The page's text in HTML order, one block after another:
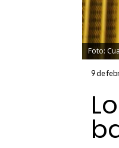
Foto:
9 de